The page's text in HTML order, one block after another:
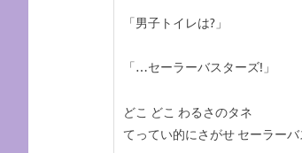
「男子トイレは?」
「…セーラーバスターズ!」
どこ どこ わるさのタネ
てってい的にさがせ セーラー